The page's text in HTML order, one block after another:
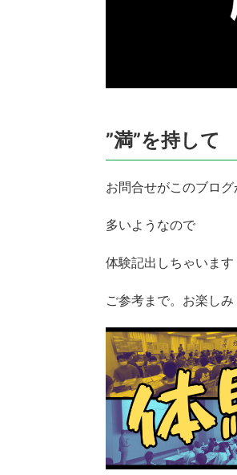
”満”を持して
お問合せがこのブログ
多いようなので
体験記出しちゃいます
ご参考まで。お楽しみ